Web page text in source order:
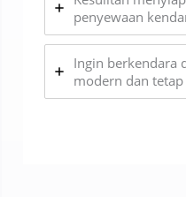
penyewaan
Ingin berkendara
modern dan